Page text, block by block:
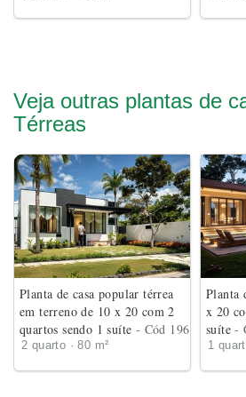
Veja outras plantas de
Térreas
Planta de casa popular térrea
em terreno de 10 x 20 com 2
quartos sendo 1 suíte - Cód 196
2 quarto · 80 m²
Planta
x 20
suíte-
1